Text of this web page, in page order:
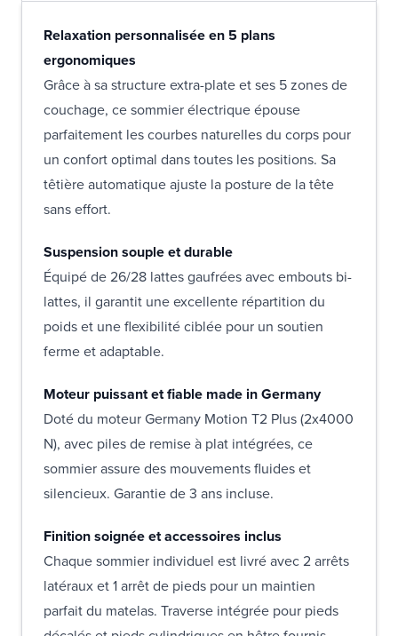
Relaxation personnalisée en 5 plans
ergonomiques
Grâce à sa structure extra-plate et ses 5 zones de
couchage, ce sommier électrique épouse
parfaitement les courbes naturelles du corps pour
un confort optimal dans toutes les positions. Sa
têtière automatique ajuste la posture de la tête
sans effort.
Suspension souple et durable
Équipé de 26/28 lattes gaufrées avec embouts bi-
lattes, il garantit une excellente répartition du
poids et une flexibilité ciblée pour un soutien
ferme et adaptable.
Moteur puissant et fiable made in Germany
Doté du moteur Germany Motion T2 Plus (2x4000
N), avec piles de remise à plat intégrées, ce
sommier assure des mouvements fluides et
silencieux. Garantie de 3 ans incluse.
Finition soignée et accessoires inclus
Chaque sommier individuel est livré avec 2 arrêts
latéraux et 1 arrêt de pieds pour un maintien
parfait du matelas. Traverse intégrée pour pieds